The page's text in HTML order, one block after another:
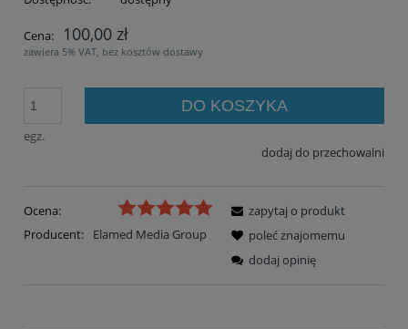
Cena: 100,00 zł
zawiera 5% VAT, bez kosztów dostawy
egz.
DO KOSZYKA
dodaj do przechowalni
Ocena:
Producent:
Elamed Media Group
zapytaj o produkt
poleć znajomemu
dodaj opinię